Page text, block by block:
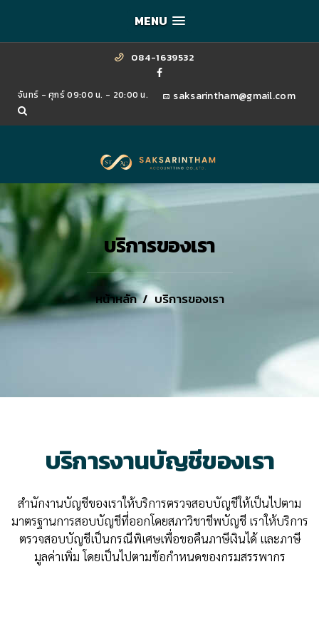
MENU
084-1639532
จันทร์ - ศุกร์ 09:00 น. - 20:00 น. saksarintham@gmail.com
บริการของเรา
หน้าหลัก บริการของเรา
บริการงานบัญชีของเรา
สำนักงานบัญชีของเราให้บริการตรวจสอบบัญชีให้เป็นไปตาม
มาตรฐานการสอบบัญชีที่ออกโดยสภาวิชาชีพบัญชี เราให้บริการ
ตรวจสอบบัญชีเป็นกรณีพิเศษเพื่อขอคืนภาษีเงินได้ และภาษี
มูลค่าเพิ่ม โดยเป็นไปตามข้อกำหนดของกรมสรรพากร